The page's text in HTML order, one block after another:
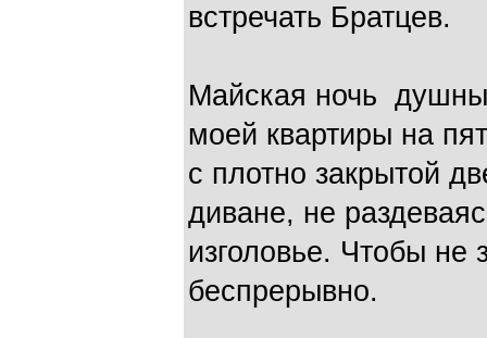
встречать Братцев.
Майская ночь
моей квартиры на
с плотно закрытой
диване, не
изголовье. Чтобы не
беспрерывно.